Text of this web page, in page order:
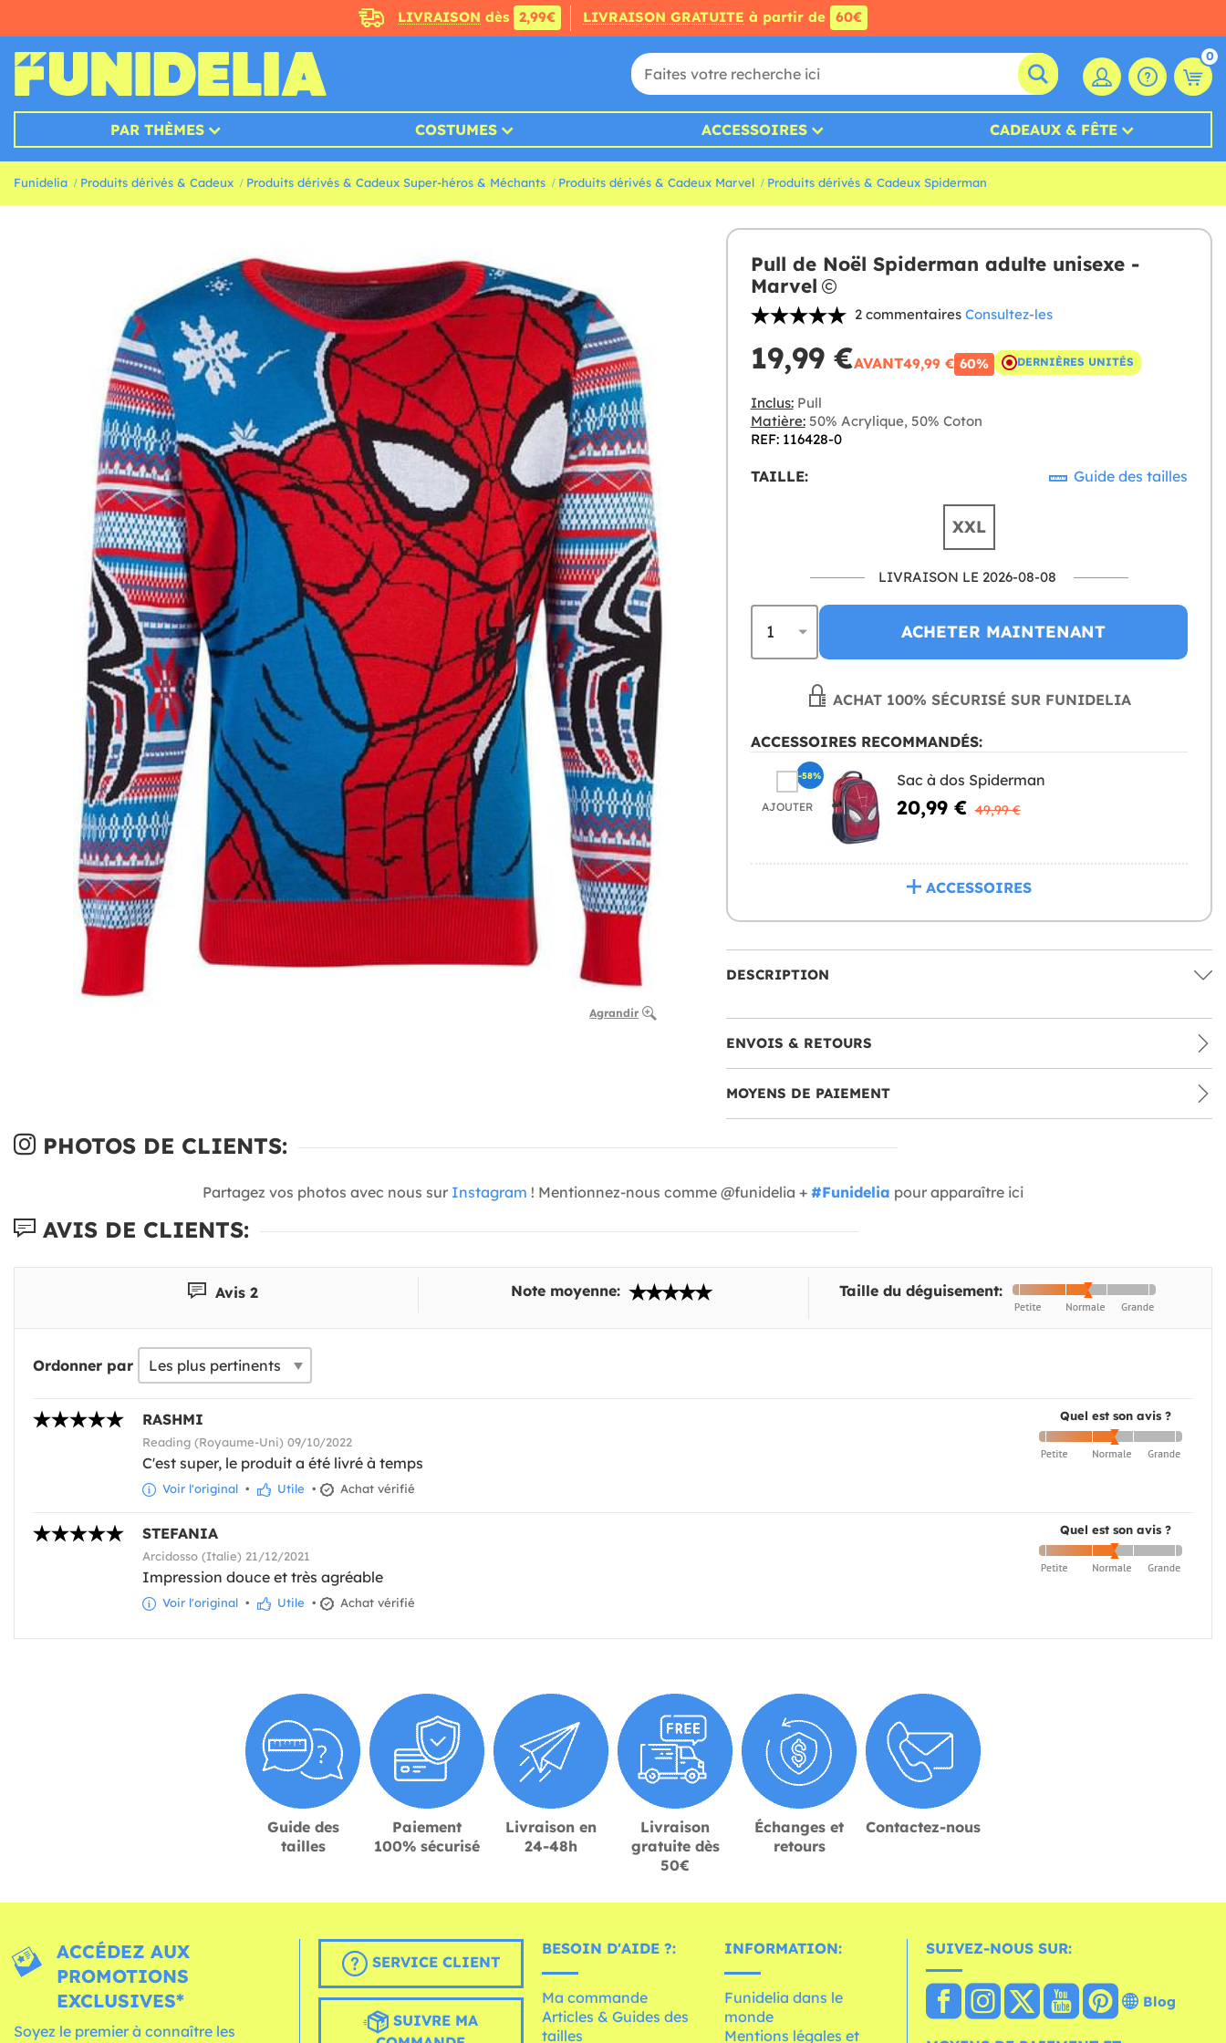
LIVRAISON dès 2,99€ LIVRAISON GRATUITE à partir de 60€
0
PAR THÈMES COSTUMES ACCESSOIRES CADEAUX & FÊTE
Funidelia Produits dérivés & Cadeux Produits dérivés & Cadeux Super-héros & Méchants Produits dérivés & Cadeux Marvel Produits dérivés & Cadeux Spiderman
Agrandir
Pull de Noël Spiderman adulte unisexe -
Marvel
2 commentaires Consultez-les
19,99 €AVANT49,99 € 60% DERNIÈRES UNITÉS
Inclus:Pull
Matière:50% Acrylique, 50% Coton
REF: 116428-0
TAILLE: Guide des tailles
XXL
LIVRAISON LE 2026-08-08
ACHETER MAINTENANT
ACHAT 100% SÉCURISÉ SUR FUNIDELIA
ACCESSOIRES RECOMMANDÉS:
AJOUTER
Sac à dos Spiderman
20,99 € 49,99 €
-58%
ACCESSOIRES
DESCRIPTION
ENVOIS & RETOURS
MOYENS DE PAIEMENT
PHOTOS DE CLIENTS:
Partagez vos photos avec nous sur Instagram ! Mentionnez-nous comme @funidelia + #Funidelia pour apparaître ici
AVIS DE CLIENTS:
Avis 2 Note moyenne: Taille du déguisement:
Ordonner par
Quel est son avis ?
RASHMI
Reading (Royaume-Uni) 09/10/2022
C'est super, le produit a été livré à temps
Voir l'original • Utile • Achat vérifié
Quel est son avis ?
STEFANIA
Arcidosso (Italie) 21/12/2021
Impression douce et très agréable
Voir l'original • Utile • Achat vérifié
Guide des
tailles
Paiement
100% sécurisé
Livraison en
24-48h
Livraison
gratuite dès
50€
Échanges et
retours
Contactez-nous
ACCÉDEZ AUX
PROMOTIONS
EXCLUSIVES*
Soyez le premier à connaître les
SERVICE CLIENT
SUIVRE MA
BESOIN D'AIDE ?:
Ma commande
Articles & Guides des
tailles
INFORMATION:
Funidelia dans le
monde
Mentions légales et
SUIVEZ-NOUS SUR:
Blog